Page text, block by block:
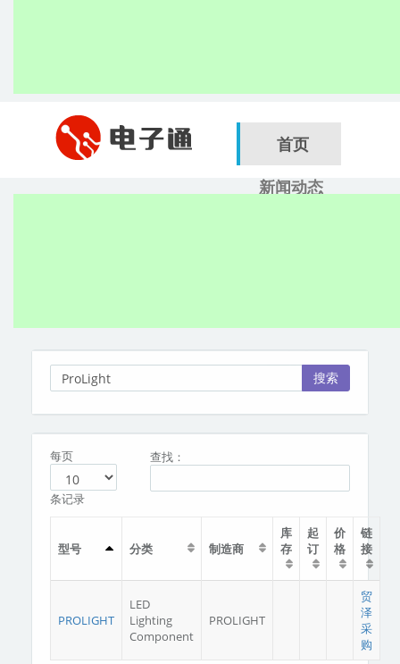
首页
新闻动态
服务商
搜索
每页
条记录
查找：
型号 分类 制造商
库
存
起
订
价
格
链
接
PROLIGHT
LED
Lighting
Component
PROLIGHT
贸
泽
采
购